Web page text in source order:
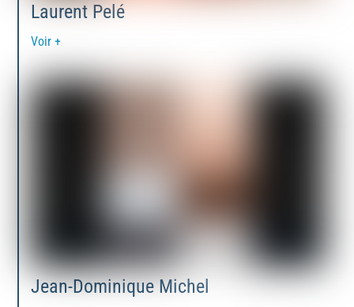
Laurent Pelé
Voir +
Jean-Dominique Michel